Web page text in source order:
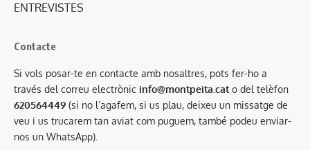
ENTREVISTES
Contacte
Si vols posar-te en contacte amb nosaltres, pots fer-ho a
través del correu electrònic info@montpeita.cat o del telèfon
620564449 (si no l’agafem, si us plau, deixeu un missatge de
veu i us trucarem tan aviat com puguem, també podeu enviar-
nos un WhatsApp).